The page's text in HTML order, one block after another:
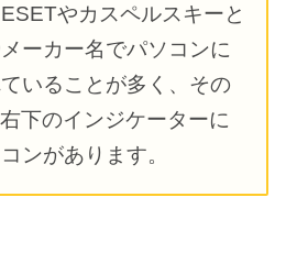
やカスペルスキーと
ーカー名でパソコンに
いることが多く、その
下のインジケーターに
ンがあります。